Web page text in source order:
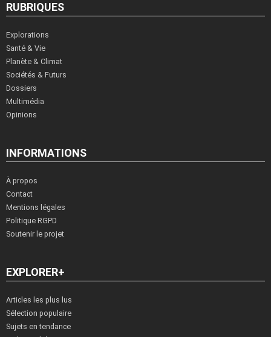
RUBRIQUES
Explorations
Santé & Vie
Planète & Climat
Sociétés & Futurs
Dossiers
Multimédia
Opinions
INFORMATIONS
À propos
Contact
Mentions légales
Politique RGPD
Soutenir le projet
EXPLORER+
Articles les plus lus
Sélection populaire
Sujets en tendance